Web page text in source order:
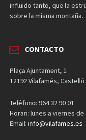
influido tanto, que la
sobre la misma montaña.
CONTACTO
Plaça Ajuntament, 1
12192 Vilafamés, Castelló
Teléfono: 964 32 90 01
Horari: lunes a viernes de
Email: info@vilafames.es